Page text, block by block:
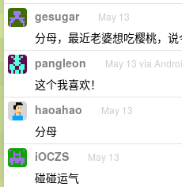
gesugar May 13
分母，最近老婆想吃樱桃，
pangleon May 13 via
这个我喜欢！
haoahao May 13
分母
iOCZS May 13
碰碰运气